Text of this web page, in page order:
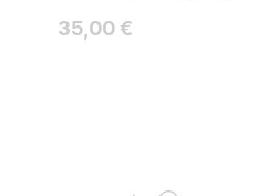
Hinta
35,00 €